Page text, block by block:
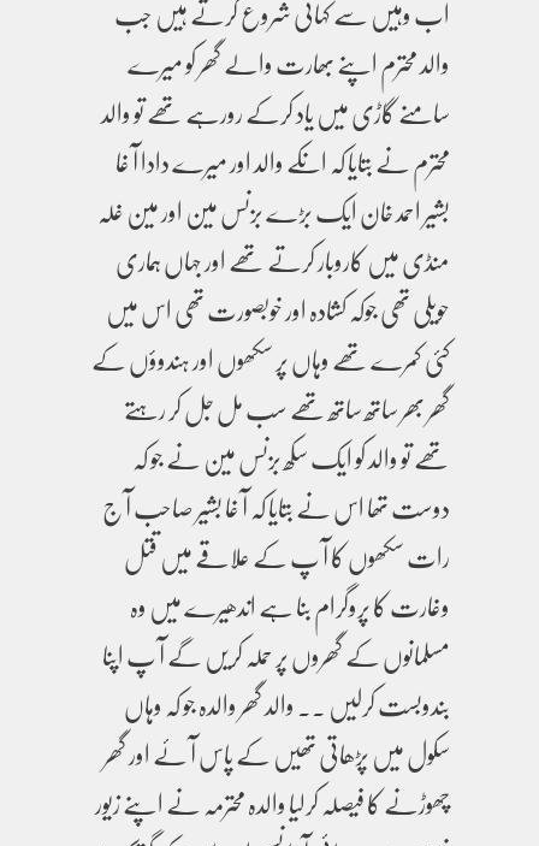
اب وہیں سے کہانی شروع کرتے ہیں جب
والد محترم اپنے بھارت والے گھر کو میرے
سامنے گاڑی میں یاد کرکے رورہے تھے تو والد
محترم نے بتایا کہ انکے والد اور میرے دادا آ غا
بشیر احمد خان ایک بڑے بزنس مین اور مین غلہ
منڈی میں کاروبار کرتے تھے اور جہاں ہماری
حویلی تھی جوکہ کشادہ اور خوبصورت تھی اس میں
کئی کمرے تھے وہاں پر سکھوں اور ہندوؤں کے
گھر بھر ساتھ ساتھ تھے سب مل جل کر رہتے
تھے تو والد کو ایک سکھ بزنس مین نے جو کہ
دوست تھا اس نے بتایا کہ آ غا بشیر صاحب آ ج
رات سکھوں کا آ پ کے علاقے میں قتل
وغارت کا پروگرام بنا ہے اندھیرے میں وہ
مسلمانوں کے گھروں پر حملہ کریں گے آ پ اپنا
بندوبست کرلیں ۔۔ والد گھر والدہ جو کہ وہاں
سکول میں پڑھاتی تھیں کے پاس آ ئے اور گھر
چھوڑنے کا فیصلہ کرلیا والدہ محترمہ نے اپنے زیور